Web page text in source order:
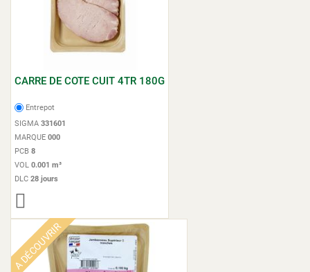
CARRE DE COTE CUIT 4TR 180G
Entrepot
SIGMA 331601
MARQUE 000
PCB 8
VOL 0.001 m³
DLC 28 jours
A DÉCOUVRIR